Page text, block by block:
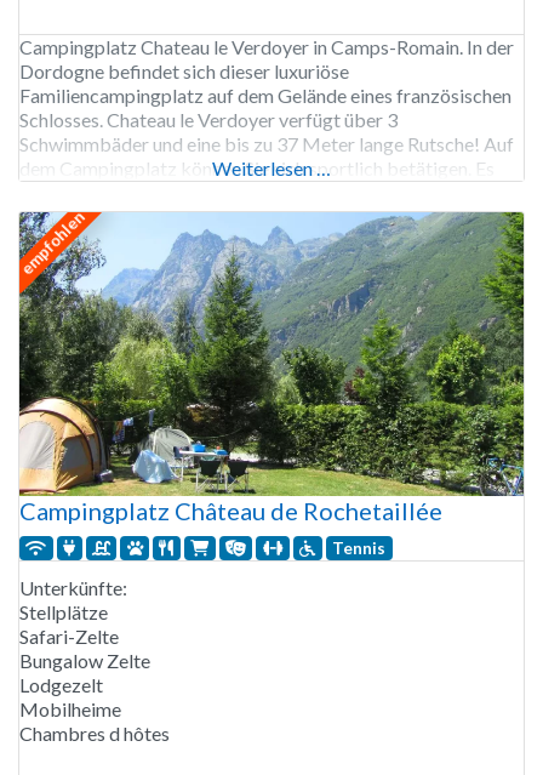
Campingplatz Chateau le Verdoyer in Camps-Romain. In der
Dordogne befindet sich dieser luxuriöse
Familiencampingplatz auf dem Gelände eines französischen
Schlosses. Chateau le Verdoyer verfügt über 3
Schwimmbäder und eine bis zu 37 Meter lange Rutsche! Auf
dem Campingplatz können Sie sich sportlich betätigen. Es
Tischtennis zu spielen. In der Nähe können Sie
Weiterlesen …
empfohlen
Campingplatz Château de Rochetaillée
Tennis
Unterkünfte:
Stellplätze
Safari-Zelte
Bungalow Zelte
Lodgezelt
Mobilheime
Chambres d hôtes